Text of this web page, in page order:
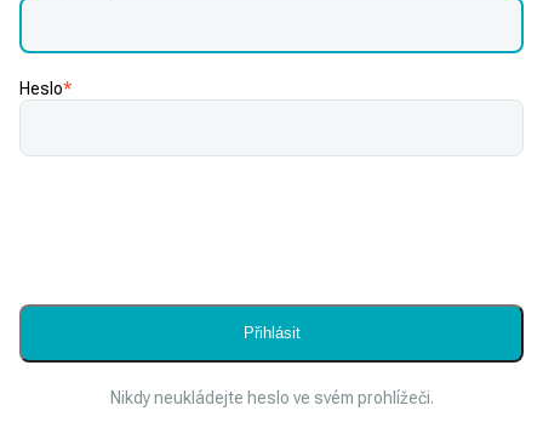
Heslo*
Nikdy neukládejte heslo ve svém prohlížeči.